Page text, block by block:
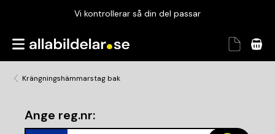
Vi kontrollerar så din del passar
Garanterad passform
Krängningshämmarstag bak
Ange reg.nr: